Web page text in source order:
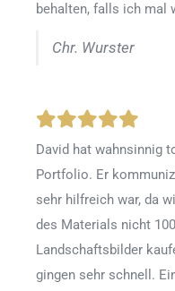
behalten, falls ich mal
Chr. Wurster
David hat wahnsinnig
Portfolio. Er
sehr hilfreich war, da
des Materials nicht
Landschaftsbilder
gingen sehr schnell.